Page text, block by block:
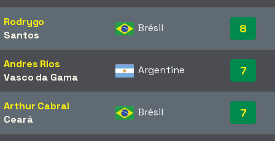
Rodrygo
Santos
Brésil 8
Andres Rios
Vasco da Gama
Argentine 7
Arthur Cabral
Ceará
Brésil 7